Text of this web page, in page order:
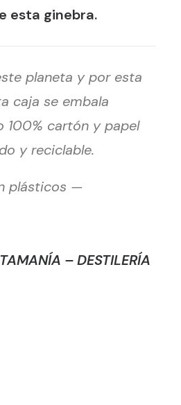
esta ginebra.
planeta y por esta
caja se embala
100% cartón y papel
y reciclable.
plásticos —
– DESTILERÍA